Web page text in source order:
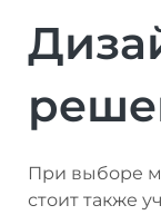
При выборе
стоит также